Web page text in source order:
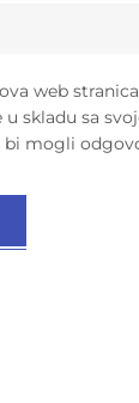
web
u skladu sa
bi mogli